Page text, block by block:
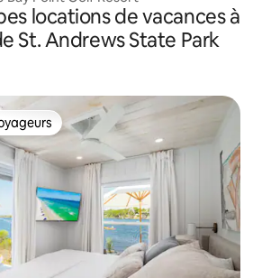
locations de vacances à
St. Andrews State Park
les plus appréciés